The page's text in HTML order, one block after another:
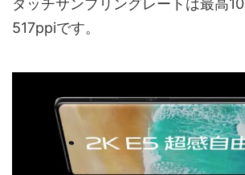
タッチサンプリングレートは最高
517ppiです。